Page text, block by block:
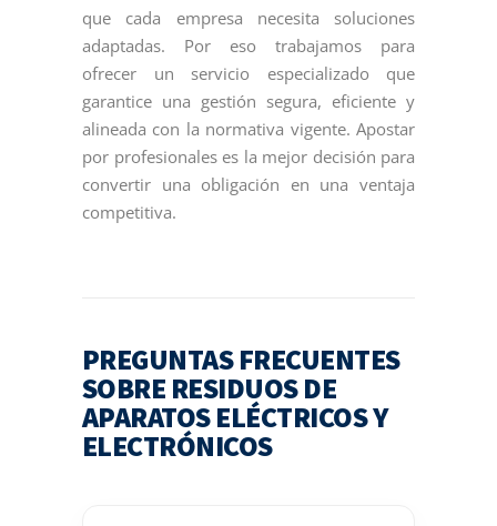
que cada empresa necesita soluciones
adaptadas. Por eso trabajamos para
ofrecer un servicio especializado que
garantice una gestión segura, eficiente y
alineada con la normativa vigente. Apostar
por profesionales es la mejor decisión para
convertir una obligación en una ventaja
competitiva.
PREGUNTAS FRECUENTES
SOBRE RESIDUOS DE
APARATOS ELÉCTRICOS Y
ELECTRÓNICOS